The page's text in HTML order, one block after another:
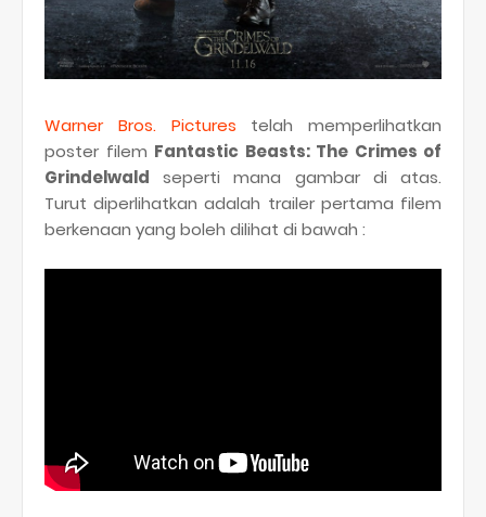
Warner Bros. Pictures telah memperlihatkan
poster filem Fantastic Beasts: The Crimes of
Grindelwald seperti mana gambar di atas.
Turut diperlihatkan adalah trailer pertama filem
berkenaan yang boleh dilihat di bawah :